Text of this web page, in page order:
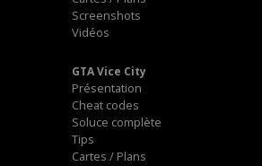
Screenshots
Vidéos
GTA Vice City
Présentation
Cheat codes
Soluce complète
Tips
Cartes / Plans